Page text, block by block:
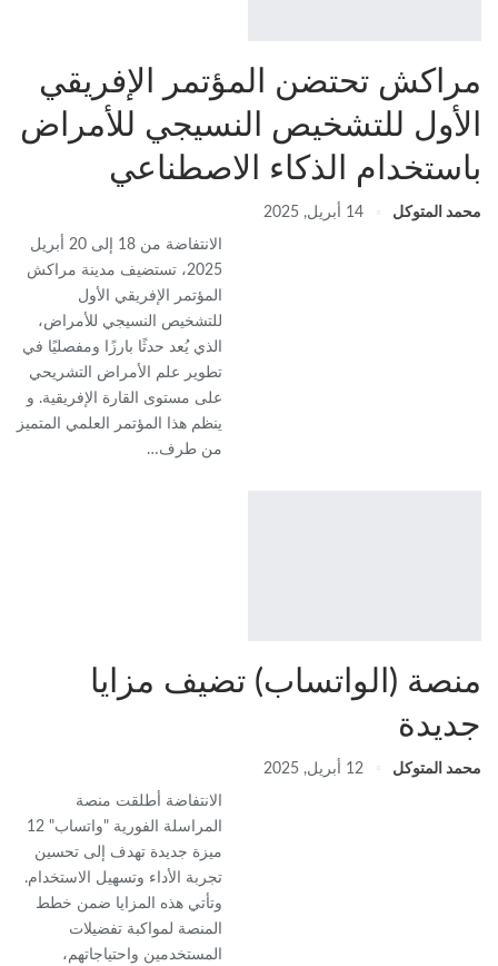
مراكش تحتضن المؤتمر الإفريقي
الأول للتشخيص النسيجي للأمراض
باستخدام الذكاء الاصطناعي
محمد المتوكل 14 أبريل, 2025
الانتفاضة من 18 إلى 20 أبريل
2025، تستضيف مدينة مراكش
المؤتمر الإفريقي الأول
للتشخيص النسيجي للأمراض،
الذي يُعد حدثًا بارزًا ومفصليًا في
تطوير علم الأمراض التشريحي
على مستوى القارة الإفريقية. و
ينظم هذا المؤتمر العلمي المتميز
من طرف…
منصة (الواتساب) تضيف مزايا
جديدة
محمد المتوكل 12 أبريل, 2025
الانتفاضة أطلقت منصة
المراسلة الفورية "واتساب" 12
ميزة جديدة تهدف إلى تحسين
تجربة الأداء وتسهيل الاستخدام.
وتأتي هذه المزايا ضمن خطط
المنصة لمواكبة تفضيلات
المستخدمين واحتياجاتهم،